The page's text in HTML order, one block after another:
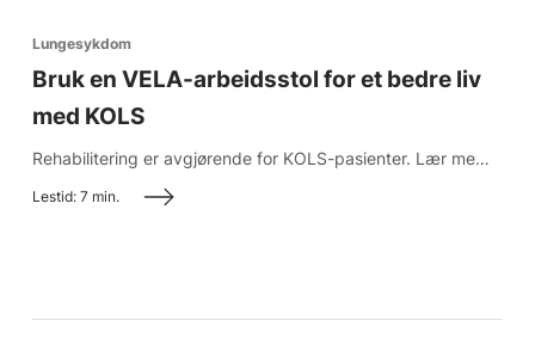
Lungesykdom
Bruk en VELA-arbeidsstol for et bedre liv
med KOLS
Rehabilitering er avgjørende for KOLS-pasienter. Lær mer om hvordan en stol fra VELA kan hjelpe.
Lestid: 7 min.